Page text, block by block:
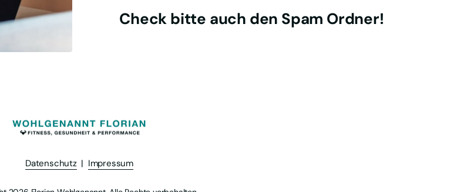
Check bitte auch den Spam Ordner!
Datenschutz
  |
Impressum